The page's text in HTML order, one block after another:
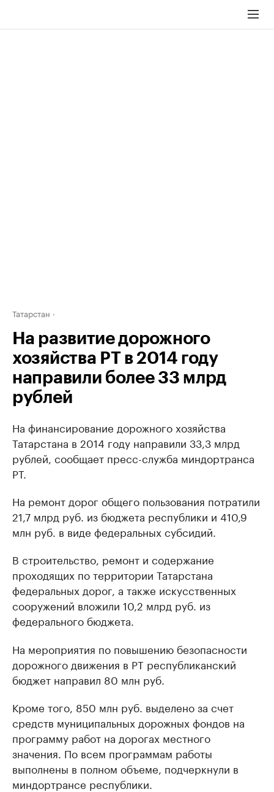
Татарстан
На развитие дорожного
хозяйства РТ в 2014 году
направили более 33 млрд
рублей
На финансирование дорожного хозяйства
Татарстана в 2014 году направили 33,3 млрд
рублей, сообщает пресс-служба миндортранса
РТ.
На ремонт дорог общего пользования потратили
21,7 млрд руб. из бюджета республики и 410,9
млн руб. в виде федеральных субсидий.
В строительство, ремонт и содержание
проходящих по территории Татарстана
федеральных дорог, а также искусственных
сооружений вложили 10,2 млрд руб. из
федерального бюджета.
На мероприятия по повышению безопасности
дорожного движения в РТ республиканский
бюджет направил 80 млн руб.
Кроме того, 850 млн руб. выделено за счет
средств муниципальных дорожных фондов на
программу работ на дорогах местного
значения. По всем программам работы
выполнены в полном объеме, подчеркнули в
миндортрансе республики.